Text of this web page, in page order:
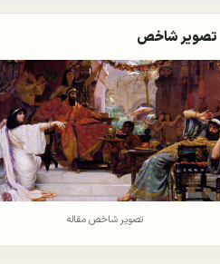
تصویر شاخص
تصویر شاخص مقاله